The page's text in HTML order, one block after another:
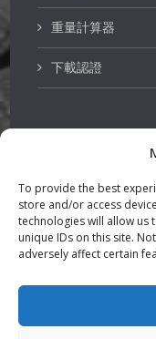
To provide the best
store and/or access
technologies will allow us
unique IDs on this site.
adversely affect certain
重量計算器
下載認證
泵軸品質鋼棒
調質鋼